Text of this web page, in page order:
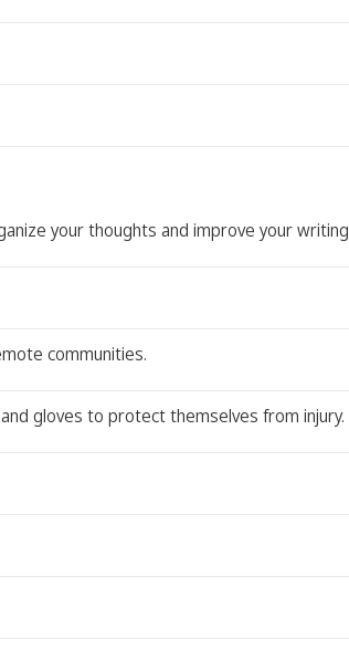
your thoughts and improve your writing
communities.
gloves to protect themselves from injury.